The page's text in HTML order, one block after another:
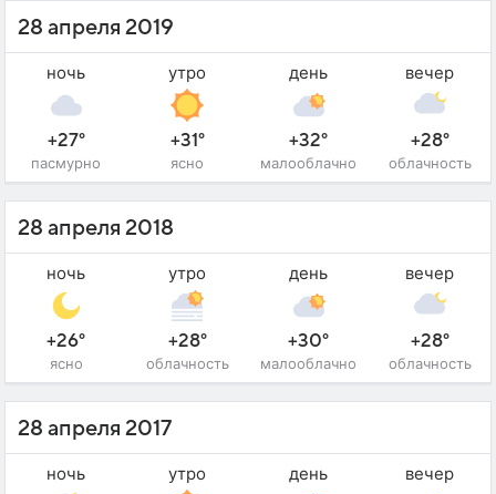
28 апреля 2019
ночь
+27°
пасмурно
утро
+31°
ясно
день
+32°
малооблачно
вечер
+28°
облачность
28 апреля 2018
ночь
+26°
ясно
утро
+28°
облачность
день
+30°
малооблачно
вечер
+28°
облачность
28 апреля 2017
ночь утро день вечер